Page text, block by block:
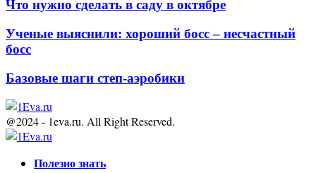
Что нужно сделать в саду в октябре
Ученые выяснили: хороший босс – несчастный
босс
Базовые шаги степ-аэробики
@2024 - 1eva.ru. All Right Reserved.
Полезно знать